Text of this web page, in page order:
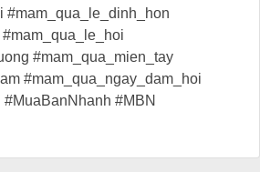
#mam_qua_le_dinh_hon
#mam_qua_mien_tay
#mam_qua_ngay_dam_hoi
#MBN